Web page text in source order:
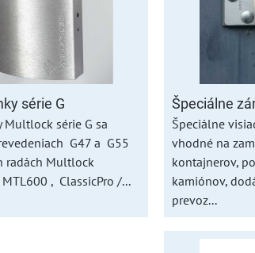
série G
Multlock série G sa
G47 a G55
radách Multlock
, ClassicPro /...
Špeciálne
Špeciálne
vhodné na
kontajnerov,
kamiónov,
prevoz...